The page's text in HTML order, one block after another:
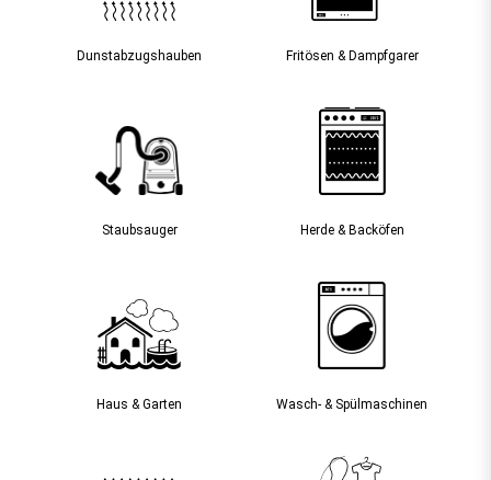
Dunst­abzugs­hauben Fritösen & Dampfgarer
Staubsauger­ Herde & Backöfen
Haus & Garten Wasch- & Spülmaschinen